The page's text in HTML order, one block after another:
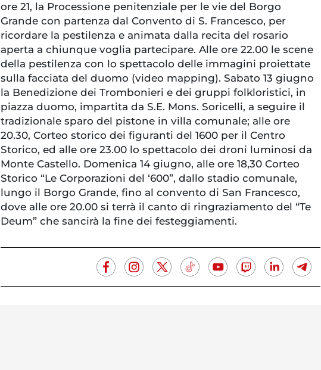
ore 21, la Processione penitenziale per le vie del Borgo
Grande con partenza dal Convento di S. Francesco, per
ricordare la pestilenza e animata dalla recita del rosario
aperta a chiunque voglia partecipare. Alle ore 22.00 le scene
della pestilenza con lo spettacolo delle immagini proiettate
sulla facciata del duomo (video mapping). Sabato 13 giugno
la Benedizione dei Trombonieri e dei gruppi folkloristici, in
piazza duomo, impartita da S.E. Mons. Soricelli, a seguire il
tradizionale sparo del pistone in villa comunale; alle ore
20.30, Corteo storico dei figuranti del 1600 per il Centro
Storico, ed alle ore 23.00 lo spettacolo dei droni luminosi da
Monte Castello. Domenica 14 giugno, alle ore 18,30 Corteo
Storico “Le Corporazioni del ‘600”, dallo stadio comunale,
lungo il Borgo Grande, fino al convento di San Francesco,
dove alle ore 20.00 si terrà il canto di ringraziamento del “Te
Deum” che sancirà la fine dei festeggiamenti.